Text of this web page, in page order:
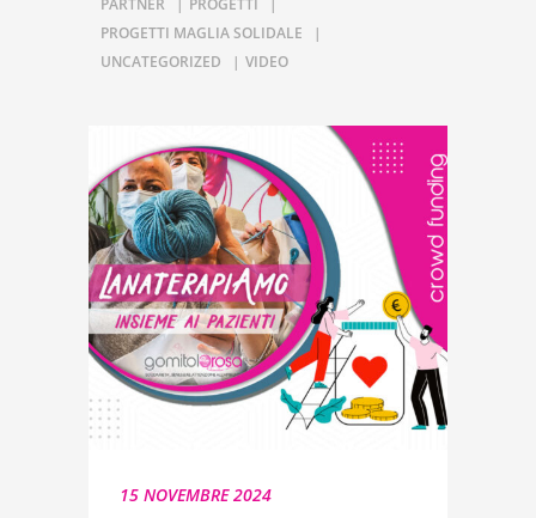
PROGETTI MAGLIA SOLIDALE
UNCATEGORIZED
VIDEO
15 NOVEMBRE 2024